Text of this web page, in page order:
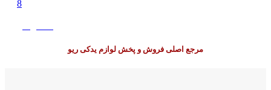
8
مرجع اصلی فروش و پخش لوازم یدکی ریو